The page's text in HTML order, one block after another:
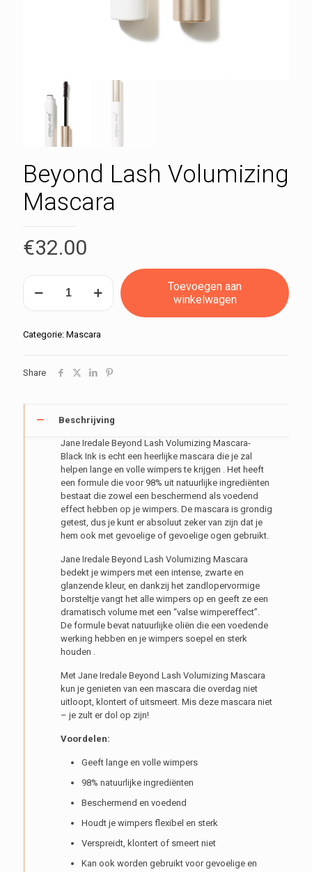
Beyond Lash Volumizing
Mascara
€32.00
Beyond
Lash
Volumizing
aantal
Toevoegen aan
winkelwagen
Categorie: Mascara
Share
Beschrijving
Jane Iredale Beyond Lash Volumizing Mascara-
Black Ink is echt een heerlijke mascara die je zal
helpen lange en volle wimpers te krijgen . Het heeft
een formule die voor 98% uit natuurlijke ingrediënten
bestaat die zowel een beschermend als voedend
effect hebben op je wimpers. De mascara is grondig
getest, dus je kunt er absoluut zeker van zijn dat je
hem ook met gevoelige of gevoelige ogen gebruikt.
Jane Iredale Beyond Lash Volumizing Mascara
bedekt je wimpers met een intense, zwarte en
glanzende kleur, en dankzij het zandlopervormige
borsteltje vangt het alle wimpers op en geeft ze een
dramatisch volume met een “valse wimpereffect”.
De formule bevat natuurlijke oliën die een voedende
werking hebben en je wimpers soepel en sterk
houden .
Met Jane Iredale Beyond Lash Volumizing Mascara
kun je genieten van een mascara die overdag niet
uitloopt, klontert of uitsmeert. Mis deze mascara niet
– je zult er dol op zijn!
Voordelen:
Geeft lange en volle wimpers
98% natuurlijke ingrediënten
Beschermend en voedend
Houdt je wimpers flexibel en sterk
Verspreidt, klontert of smeert niet
Kan ook worden gebruikt voor gevoelige en